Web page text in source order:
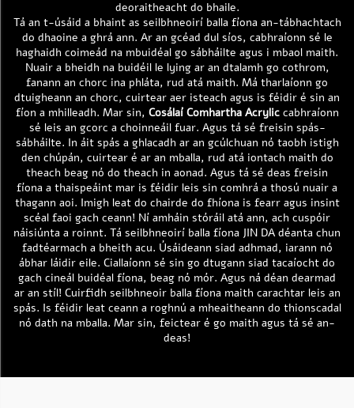
deoraitheacht do bhaile.
Tá an t-úsáid a bhaint as seilbhneoirí balla fíona an-tábhachtach
do dhaoine a ghrá ann. Ar an gcéad dul síos, cabhraíonn sé le
haghaidh coimeád na mbuidéal go sábháilte agus i mbaol maith.
Nuair a bheidh na buidéil le lying ar an dtalamh go cothrom,
fanann an chorc ina phláta, rud atá maith. Má tharlaíonn go
dtuigheann an chorc, cuirtear aer isteach agus is féidir é sin an
fíon a mhilleadh. Mar sin, Cosálaí Comhartha Acrylic cabhraíonn
sé leis an gcorc a choinneáil fuar. Agus tá sé freisin spás-
sábháilte. In áit spás a ghlacadh ar an gcúlchuan nó taobh istigh
den chúpán, cuirtear é ar an mballa, rud atá iontach maith do
theach beag nó do theach in aonad. Agus tá sé deas freisin
fíona a thaispeáint mar is féidir leis sin comhrá a thosú nuair a
thagann aoi. Imigh leat do chairde do fhíona is fearr agus insint
scéal faoi gach ceann! Ní amháin stóráil atá ann, ach cuspóir
náisiúnta a roinnt. Tá seilbhneoirí balla fíona JIN DA déanta chun
fadtéarmach a bheith acu. Úsáideann siad adhmad, iarann nó
ábhar láidir eile. Ciallaíonn sé sin go dtugann siad tacaíocht do
gach cineál buidéal fíona, beag nó mór. Agus ná déan dearmad
ar an stíl! Cuirfidh seilbhneoir balla fíona maith carachtar leis an
spás. Is féidir leat ceann a roghnú a mheaitheann do thionscadal
nó dath na mballa. Mar sin, feictear é go maith agus tá sé an-
deas!